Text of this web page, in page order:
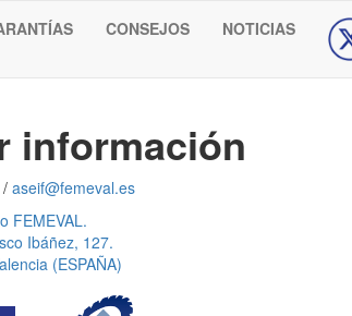
CONSEJOS NOTICIAS
información
/ aseif@femeval.es
FEMEVAL.
Ibáñez, 127.
(ESPAÑA)